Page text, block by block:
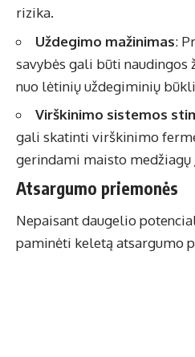
rizika.
Uždegimo mažinimas:
savybės gali būti naudingos
nuo lėtinių uždegiminių
Virškinimo sistemos
gali skatinti virškinimo
gerindami maisto medžiagų
Atsargumo priemonės
Nepaisant daugelio
paminėti keletą atsargumo